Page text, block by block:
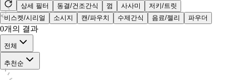
상세 필터 동결/건조간식 껌 사사미
저키/트릿
비스켓/시리얼
소시지 캔/파우치 수제간식 음료/젤리 파우더
0개의 결과
전체
추천순